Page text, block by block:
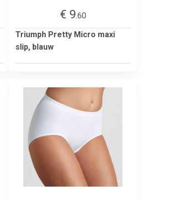
€ 9.60
Triumph Pretty Micro maxi
slip, blauw